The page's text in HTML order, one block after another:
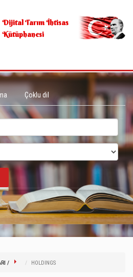
Dijital Tarım İhtisas
Kütüphanesi
Çoklu dil
/ HOLDINGS